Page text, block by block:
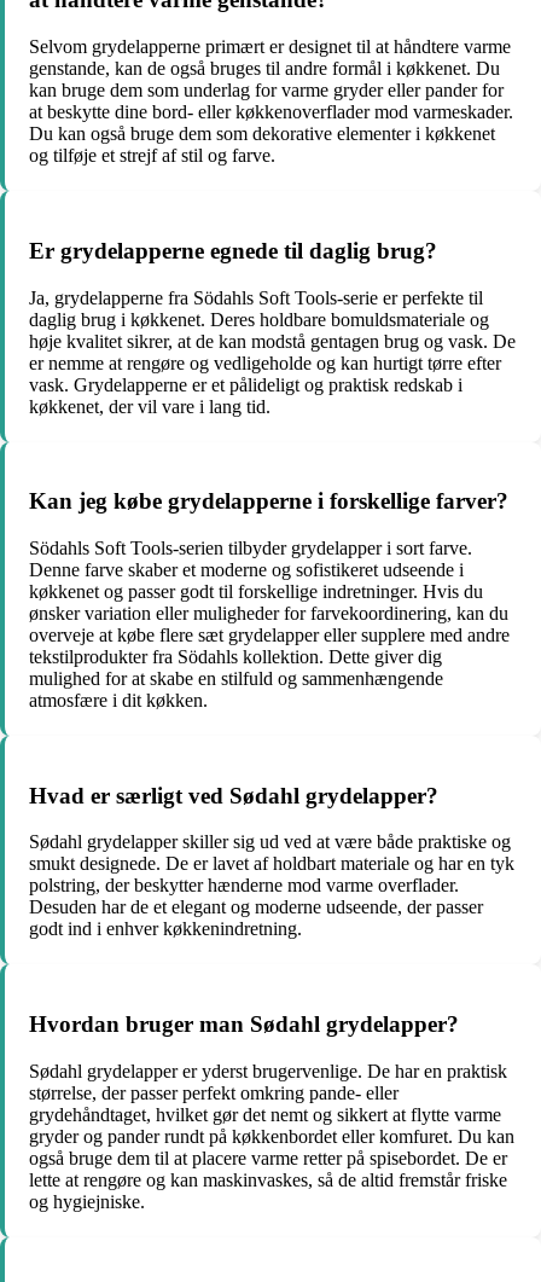
Selvom grydelapperne primært er designet til at håndtere varme
genstande, kan de også bruges til andre formål i køkkenet. Du
kan bruge dem som underlag for varme gryder eller pander for
at beskytte dine bord- eller køkkenoverflader mod varmeskader.
Du kan også bruge dem som dekorative elementer i køkkenet
og tilføje et strejf af stil og farve.
Er grydelapperne egnede til daglig brug?
Ja, grydelapperne fra Södahls Soft Tools-serie er perfekte til
daglig brug i køkkenet. Deres holdbare bomuldsmateriale og
høje kvalitet sikrer, at de kan modstå gentagen brug og vask. De
er nemme at rengøre og vedligeholde og kan hurtigt tørre efter
vask. Grydelapperne er et pålideligt og praktisk redskab i
køkkenet, der vil vare i lang tid.
Kan jeg købe grydelapperne i forskellige farver?
Södahls Soft Tools-serien tilbyder grydelapper i sort farve.
Denne farve skaber et moderne og sofistikeret udseende i
køkkenet og passer godt til forskellige indretninger. Hvis du
ønsker variation eller muligheder for farvekoordinering, kan du
overveje at købe flere sæt grydelapper eller supplere med andre
tekstilprodukter fra Södahls kollektion. Dette giver dig
mulighed for at skabe en stilfuld og sammenhængende
atmosfære i dit køkken.
Hvad er særligt ved Sødahl grydelapper?
Sødahl grydelapper skiller sig ud ved at være både praktiske og
smukt designede. De er lavet af holdbart materiale og har en tyk
polstring, der beskytter hænderne mod varme overflader.
Desuden har de et elegant og moderne udseende, der passer
godt ind i enhver køkkenindretning.
Hvordan bruger man Sødahl grydelapper?
Sødahl grydelapper er yderst brugervenlige. De har en praktisk
størrelse, der passer perfekt omkring pande- eller
grydehåndtaget, hvilket gør det nemt og sikkert at flytte varme
gryder og pander rundt på køkkenbordet eller komfuret. Du kan
også bruge dem til at placere varme retter på spisebordet. De er
lette at rengøre og kan maskinvaskes, så de altid fremstår friske
og hygiejniske.